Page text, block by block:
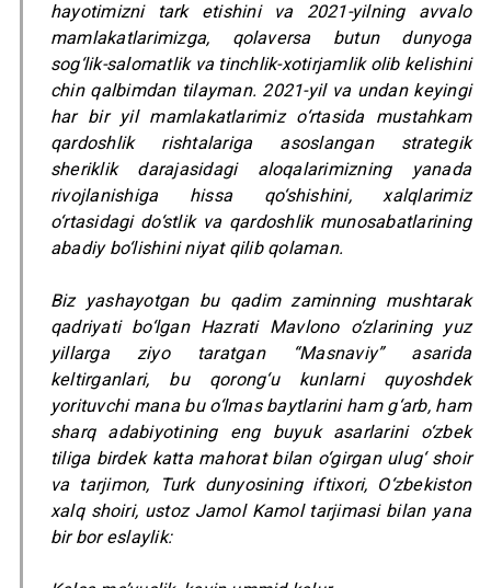
hayotimizni tark etishini va 2021-yilning avvalo
mamlakatlarimizga, qolaversa butun dunyoga
sog‘lik-salomatlik va tinchlik-xotirjamlik olib kelishini
chin qalbimdan tilayman. 2021-yil va undan keyingi
har bir yil mamlakatlarimiz o‘rtasida mustahkam
qardoshlik rishtalariga asoslangan strategik
sheriklik darajasidagi aloqalarimizning yanada
rivojlanishiga hissa qo‘shishini, xalqlarimiz
o‘rtasidagi do‘stlik va qardoshlik munosabatlarining
abadiy bo‘lishini niyat qilib qolaman.
Biz yashayotgan bu qadim zaminning mushtarak
qadriyati bo‘lgan Hazrati Mavlono o‘zlarining yuz
yillarga ziyo taratgan “Masnaviy” asarida
keltirganlari, bu qorong‘u kunlarni quyoshdek
yorituvchi mana bu o‘lmas baytlarini ham g‘arb, ham
sharq adabiyotining eng buyuk asarlarini o‘zbek
tiliga birdek katta mahorat bilan o‘girgan ulug‘ shoir
va tarjimon, Turk dunyosining iftixori, O‘zbekiston
xalq shoiri, ustoz Jamol Kamol tarjimasi bilan yana
bir bor eslaylik: